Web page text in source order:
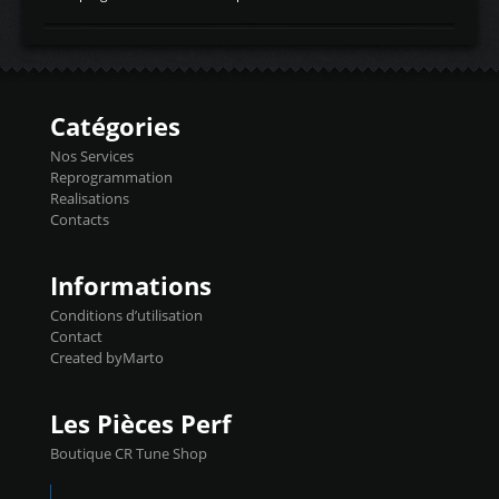
d'admissiontemp ex. pour atmo -30- 80°C
temperaturetemperature ldr moteurtemp
Injecteurs + Flashpro 1370€ TTC Le
précise et performante. Vous pourrez
basculer de la carto sans plomb à Ethanol à
l'aide du flashpro OPTION ECONOMIQUES
Reprog SP 98 sur le calculateur d'origine
450€ TTC Un gain d'environ 10cv et 15nm
Catégories
Nos Services
Reprogrammation
Realisations
Contacts
Informations
Conditions d’utilisation
Contact
Created byMarto
Les Pièces Perf
Boutique CR Tune Shop